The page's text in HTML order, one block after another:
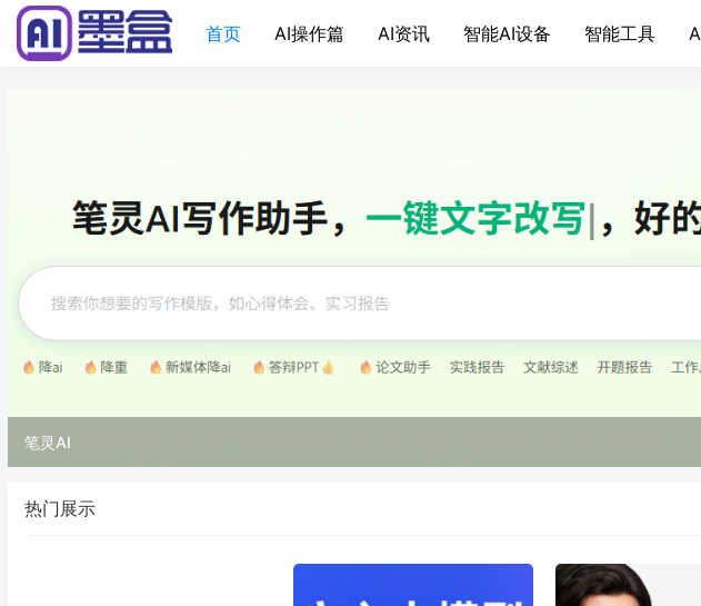
首页 AI操作篇 AI资讯 智能AI设备 智能工具
热门展示